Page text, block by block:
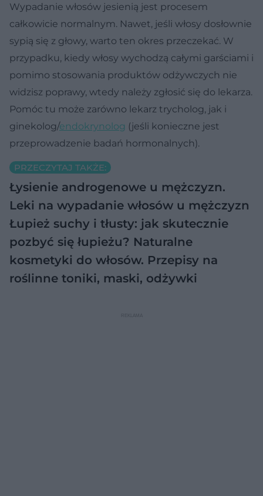
Wypadanie włosów jesienią jest procesem
całkowicie normalnym. Nawet, jeśli włosy dosłownie
sypią się z głowy, warto ten okres przeczekać. W
przypadku, kiedy włosy wychodzą całymi garściami i
pomimo stosowania produktów odżywczych nie
widzisz poprawy, wtedy należy zgłosić się do lekarza.
Pomóc tu może zarówno lekarz trycholog, jak i
ginekolog/endokrynolog (jeśli konieczne jest
przeprowadzenie badań hormonalnych).
PRZECZYTAJ TAKŻE:
Łysienie androgenowe u mężczyzn.
Leki na wypadanie włosów u mężczyzn
Łupież suchy i tłusty: jak skutecznie
pozbyć się łupieżu? Naturalne
kosmetyki do włosów. Przepisy na
roślinne toniki, maski, odżywki